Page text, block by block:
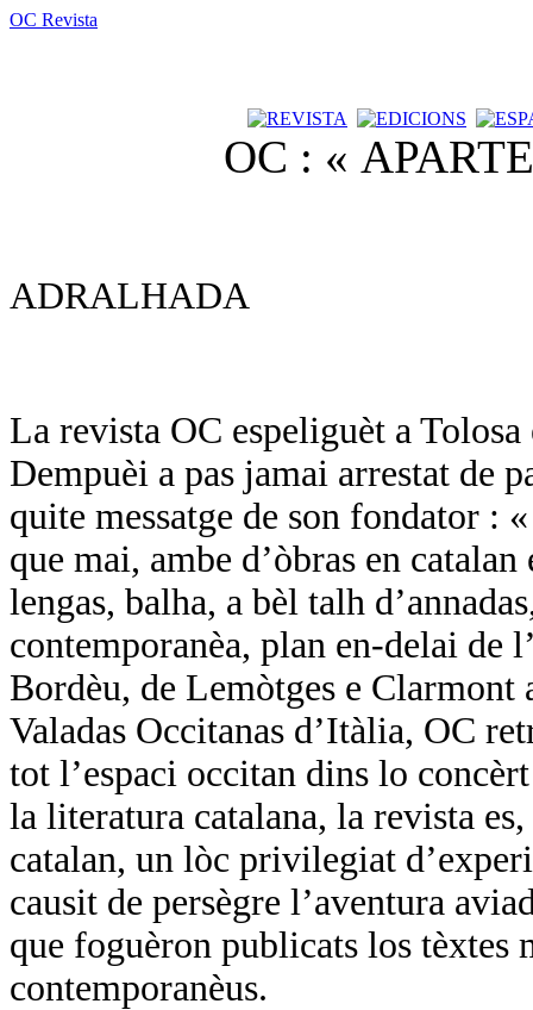
OC Revista
OC : «
ADRALHADA
La revista OC espeliguèt a
Dempuèi a pas jamai arrestat de
quite messatge de son fondator :
que mai, ambe d’òbras en
lengas, balha, a bèl talh
contemporanèa, plan en-delai de
Bordèu, de Lemòtges e Clarmont
Valadas Occitanas d’Itàlia, OC
tot l’espaci occitan dins lo
la literatura catalana, la revista
catalan, un lòc privilegiat
causit de persègre l’aventura
que foguèron publicats los tèxtes
contemporanèus.